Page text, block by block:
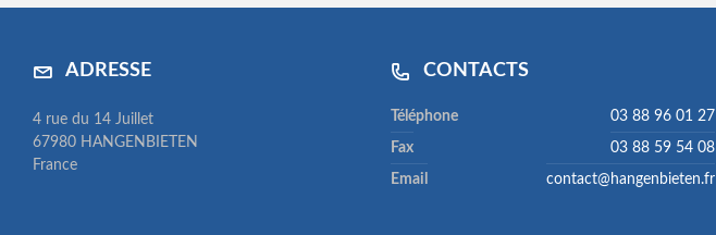
ADRESSE
4 rue du 14 Juillet
67980 HANGENBIETEN
France
CONTACTS
Téléphone 03 88 96 01 27
Fax 03 88 59 54 08
Email contact@hangenbieten.fr